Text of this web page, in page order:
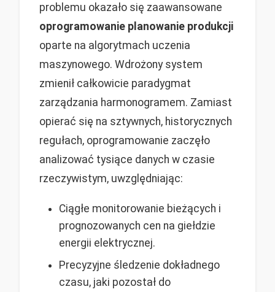
problemu okazało się zaawansowane
oprogramowanie planowanie produkcji
oparte na algorytmach uczenia
maszynowego. Wdrożony system
zmienił całkowicie paradygmat
zarządzania harmonogramem. Zamiast
opierać się na sztywnych, historycznych
regułach, oprogramowanie zaczęło
analizować tysiące danych w czasie
rzeczywistym, uwzględniając:
Ciągłe monitorowanie bieżących i
prognozowanych cen na giełdzie
energii elektrycznej.
Precyzyjne śledzenie dokładnego
czasu, jaki pozostał do